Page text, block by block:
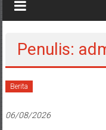
Penulis:
Berita
06/08/2026